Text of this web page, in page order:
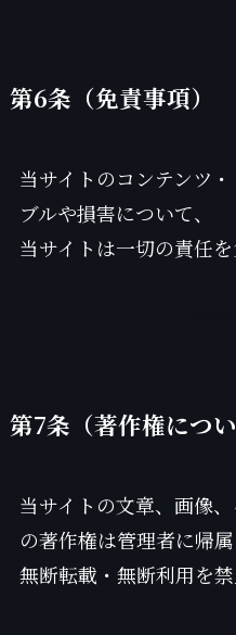
第6条（免責事項）
当サイトのコンテンツ
ブルや損害について、
当サイトは一切の責任を
第7条（著作権につい
当サイトの文章、画像
の著作権は管理者に帰属
無断転載・無断利用を禁